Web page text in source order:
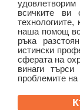
всичките
наша помощ
ръка
истински
сферата на
винаги
проблемите на